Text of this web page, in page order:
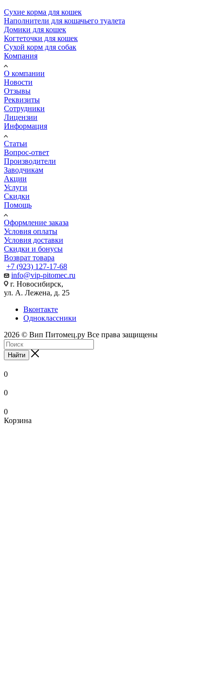
Сухие корма для кошек
Наполнители для кошачьего туалета
Домики для кошек
Когтеточки для кошек
Сухой корм для собак
Компания
О компании
Новости
Отзывы
Реквизиты
Сотрудники
Лицензии
Информация
Статьи
Вопрос-ответ
Производители
Заводчикам
Акции
Услуги
Скидки
Помощь
Оформление заказа
Условия оплаты
Условия доставки
Скидки и бонусы
Возврат товара
+7 (923) 127-17-68
info@vip-pitomec.ru
г. Новосибирск,
ул. А. Лежена, д. 25
Вконтакте
Одноклассники
2026 © Вип Питомец.ру Все права защищены
Найти
0
0
0
Корзина